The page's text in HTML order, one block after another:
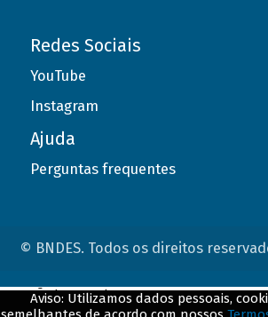
Redes Sociais
YouTube
Instagram
Ajuda
Perguntas frequentes
© BNDES. Todos os direitos
Aviso: Utilizamos dados pessoais,
ConteÃºdo complementar